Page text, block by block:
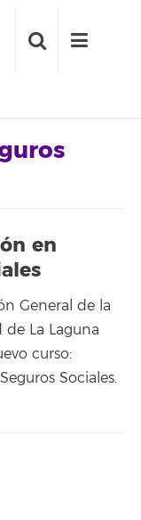
en
General de la
de La Laguna
curso:
Sociales.